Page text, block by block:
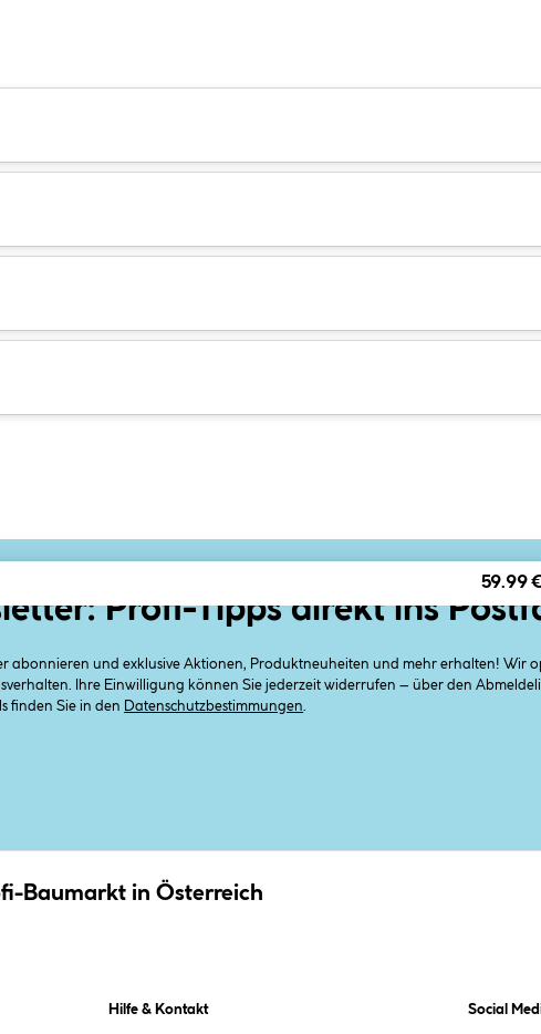
59.99
Profi-Tipps direkt ins
abonnieren und exklusive Aktionen, Produktneuheiten und mehr erhalten! Wir
Ihre Einwilligung können Sie jederzeit widerrufen – über den
finden Sie in den
Datenschutzbestimmungen
Baumarkt in Österreich
Hilfe & Kontakt Social